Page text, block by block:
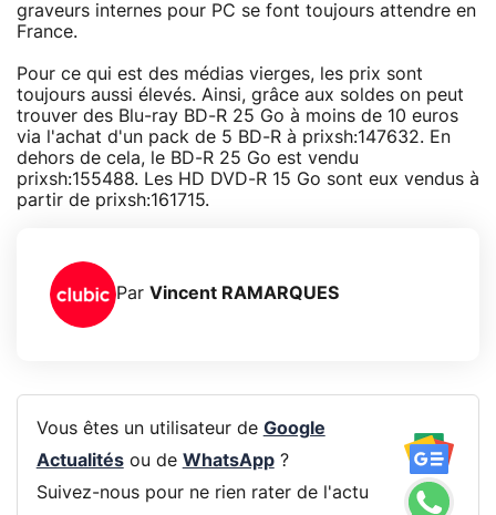
graveurs internes pour PC se font toujours attendre en
France.
Pour ce qui est des médias vierges, les prix sont
toujours aussi élevés. Ainsi, grâce aux soldes on peut
trouver des Blu-ray BD-R 25 Go à moins de 10 euros
via l'achat d'un pack de 5 BD-R à prixsh:147632. En
dehors de cela, le BD-R 25 Go est vendu
prixsh:155488. Les HD DVD-R 15 Go sont eux vendus à
partir de prixsh:161715.
Par Vincent RAMARQUES
Vous êtes un utilisateur de Google
Actualitésou de WhatsApp?
Suivez-nous pour ne rien rater de l'actu